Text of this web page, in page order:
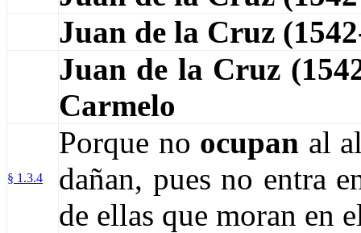
Juan de la Cruz
Juan de la Cruz
Carmelo
§ 1.3.4
Porque no ocupan al
dañan, pues no entra
de ellas que moran en